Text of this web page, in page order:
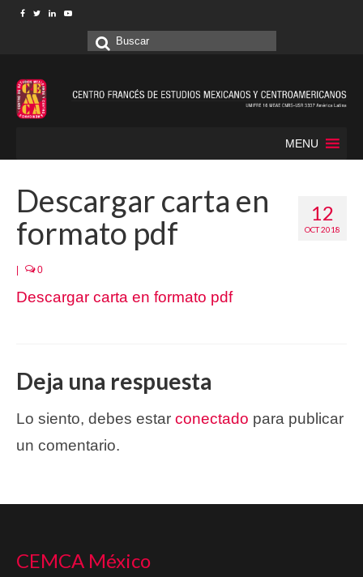
Buscar
MENU
12
OCT 2018
Descargar carta en
formato pdf
0
Descargar carta en formato pdf
Deja una respuesta
Lo siento, debes estar conectado para publicar
un comentario.
CEMCA México